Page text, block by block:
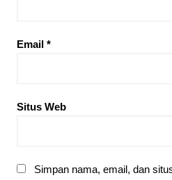
Email *
Situs Web
Simpan nama, email, dan